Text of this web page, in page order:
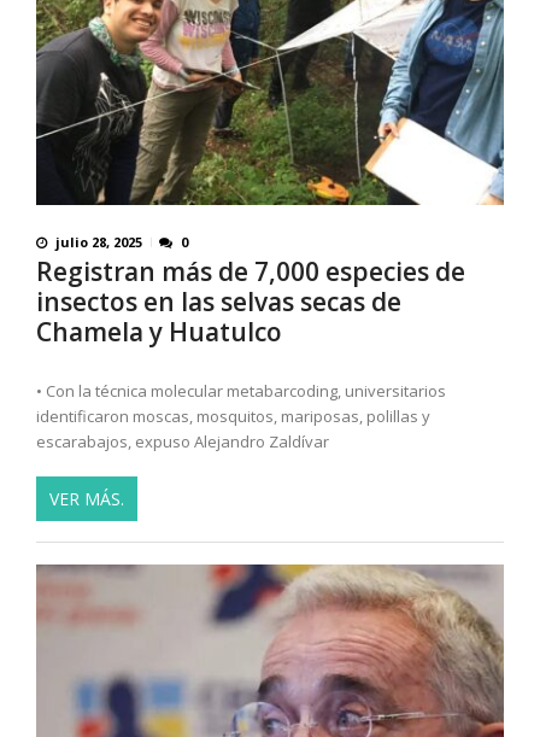
julio 28, 2025 0
Registran más de 7,000 especies de
insectos en las selvas secas de
Chamela y Huatulco
• Con la técnica molecular metabarcoding, universitarios
identificaron moscas, mosquitos, mariposas, polillas y
escarabajos, expuso Alejandro Zaldívar
VER MÁS.